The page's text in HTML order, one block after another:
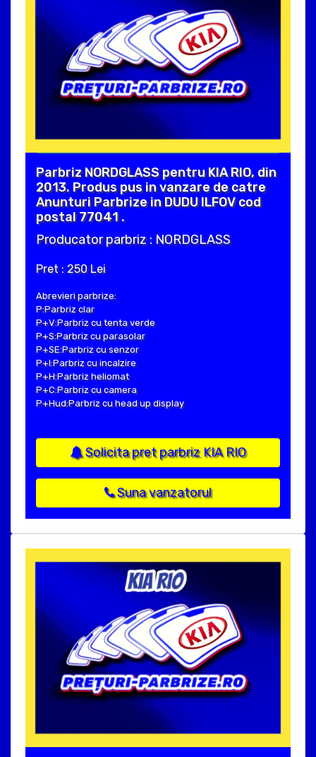
Parbriz NORDGLASS pentru KIA RIO, din
2013. Produs pus in vanzare de catre
Anunturi Parbrize in DUDU ILFOV cod
postal 77041 .
Producator parbriz : NORDGLASS
Pret : 250 Lei
Abrevieri parbrize:
P:Parbriz clar
P+V:Parbriz cu tenta verde
P+S:Parbriz cu parasolar
P+SE:Parbriz cu senzor
P+I:Parbriz cu incalzire
P+H:Parbriz heliomat
P+C:Parbriz cu camera
P+Hud:Parbriz cu head up display
Solicita pret parbriz KIA RIO
Suna vanzatorul